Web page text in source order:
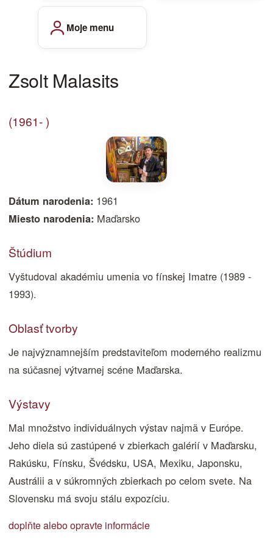
Moje menu
Zsolt Malasits
(1961- )
Dátum narodenia: 1961
Miesto narodenia: Maďarsko
Štúdium
Vyštudoval akadémiu umenia vo fínskej Imatre (1989 -
1993).
Oblasť tvorby
Je najvýznamnejším predstaviteľom moderného realizmu
na súčasnej výtvarnej scéne Maďarska.
Výstavy
Mal množstvo individuálnych výstav najmä v Európe.
Jeho diela sú zastúpené v zbierkach galérií v Maďarsku,
Rakúsku, Fínsku, Švédsku, USA, Mexiku, Japonsku,
Austrálii a v súkromných zbierkach po celom svete. Na
Slovensku má svoju stálu expozíciu.
doplňte alebo opravte informácie